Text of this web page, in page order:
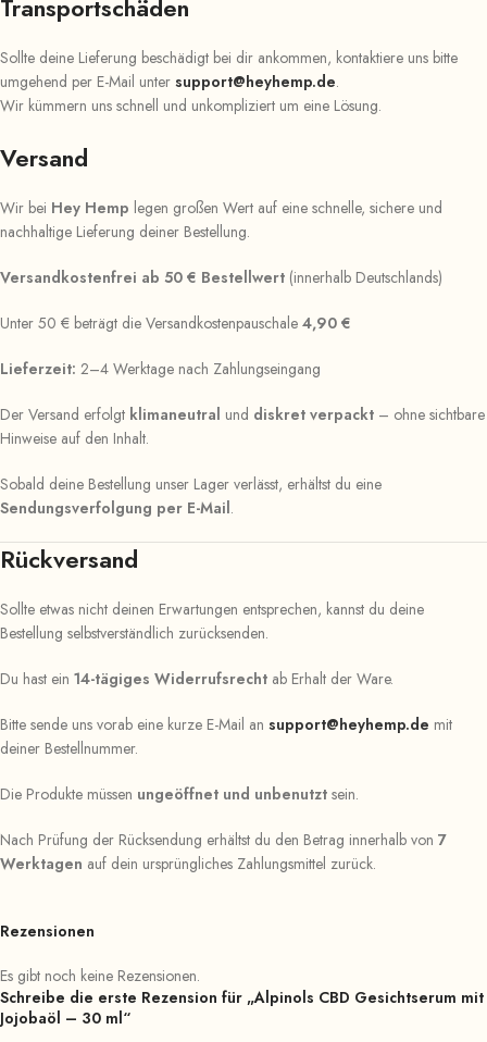
Transportschäden
Sollte deine Lieferung beschädigt bei dir ankommen, kontaktiere uns bitte
umgehend per E-Mail unter support@heyhemp.de.
Wir kümmern uns schnell und unkompliziert um eine Lösung.
Versand
Wir bei Hey Hemp legen großen Wert auf eine schnelle, sichere und
nachhaltige Lieferung deiner Bestellung.
Versandkostenfrei ab 50 € Bestellwert (innerhalb Deutschlands)
Unter 50 € beträgt die Versandkostenpauschale 4,90 €
Lieferzeit: 2–4 Werktage nach Zahlungseingang
Der Versand erfolgt klimaneutral und diskret verpackt – ohne sichtbare
Hinweise auf den Inhalt.
Sobald deine Bestellung unser Lager verlässt, erhältst du eine
Sendungsverfolgung per E-Mail.
Rückversand
Sollte etwas nicht deinen Erwartungen entsprechen, kannst du deine
Bestellung selbstverständlich zurücksenden.
Du hast ein 14-tägiges Widerrufsrecht ab Erhalt der Ware.
Bitte sende uns vorab eine kurze E-Mail an support@heyhemp.de mit
deiner Bestellnummer.
Die Produkte müssen ungeöffnet und unbenutzt sein.
Nach Prüfung der Rücksendung erhältst du den Betrag innerhalb von 7
Werktagen auf dein ursprüngliches Zahlungsmittel zurück.
Rezensionen
Es gibt noch keine Rezensionen.
Schreibe die erste Rezension für „Alpinols CBD Gesichtserum mit
Jojobaöl – 30 ml“